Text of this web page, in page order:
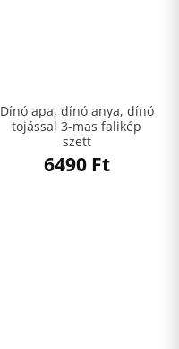
Dínó apa, dínó anya, dínó
tojással 3-mas falikép
szett
6490 Ft